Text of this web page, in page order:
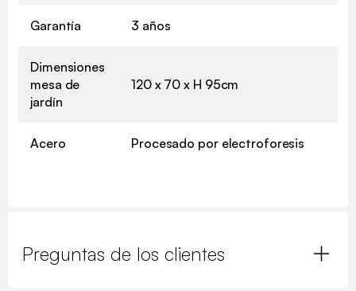
Garantía 3 años
Dimensiones
mesa de
jardín
120 x 70 x H 95cm
Acero Procesado por electroforesis
Preguntas de los clientes